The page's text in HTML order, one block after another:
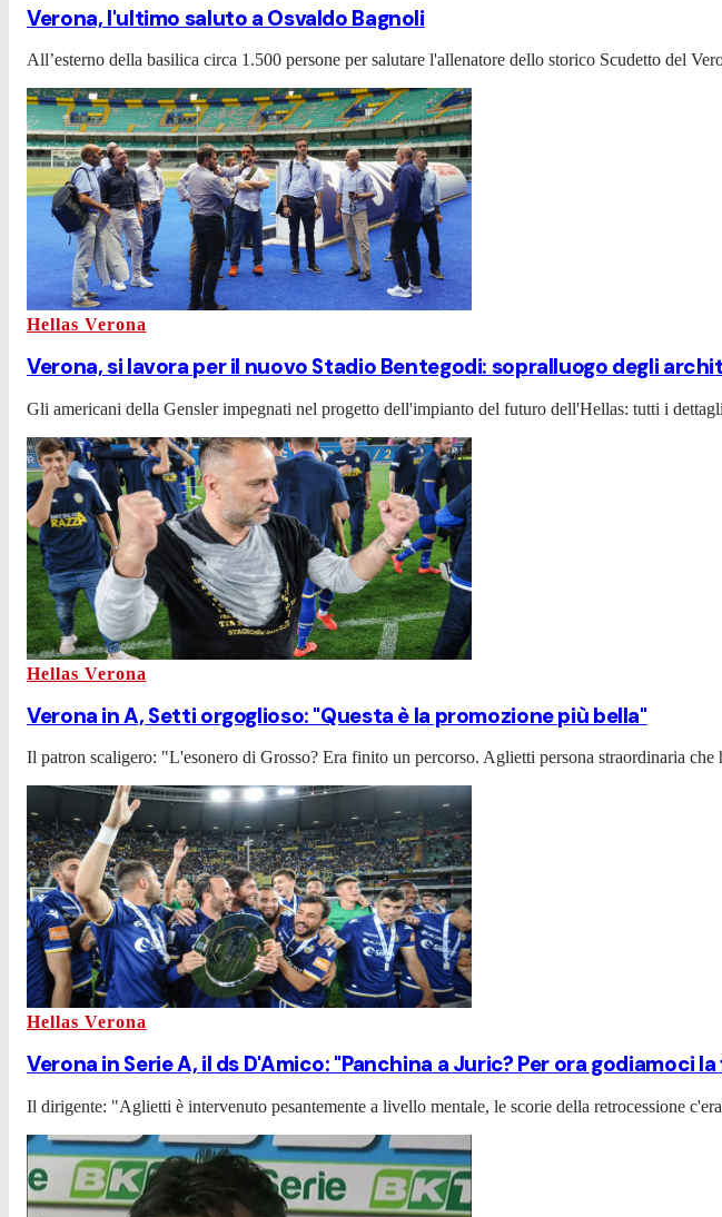
Verona, l'ultimo saluto a Osvaldo Bagnoli
All’esterno della basilica circa 1.500 persone per salutare l'allenatore dello storico Scudetto del
Hellas Verona
Verona, si lavora per il nuovo Stadio Bentegodi: sopralluogo degli
Gli americani della Gensler impegnati nel progetto dell'impianto del futuro dell'Hellas: tutti i dettagli
Hellas Verona
Verona in A, Setti orgoglioso: "Questa è la promozione più bella"
Il patron scaligero: "L'esonero di Grosso? Era finito un percorso. Aglietti persona straordinaria
Hellas Verona
Verona in Serie A, il ds D'Amico: "Panchina a Juric? Per ora godiamoci
Il dirigente: "Aglietti è intervenuto pesantemente a livello mentale, le scorie della retrocessione